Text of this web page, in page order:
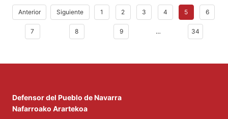
Anterior Siguiente 1 2 3 4 5 6
7 8 9 … 34
Defensor del Pueblo de Navarra
Nafarroako Arartekoa